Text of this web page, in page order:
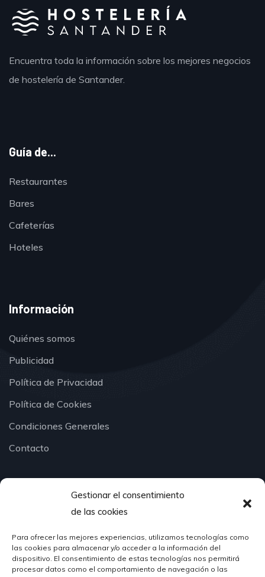
Gestionar el consentimiento
de las cookies
Para ofrecer las mejores experiencias, utilizamos tecnologías como
las cookies para almacenar y/o acceder a la información del
dispositivo. El consentimiento de estas tecnologías nos permitirá
procesar datos como el comportamiento de navegación o las
Encuentra toda la información sobre los mejores negocios
de hostelería de Santander.
Guía de...
Restaurantes
Bares
Cafeterías
Hoteles
Información
Quiénes somos
Publicidad
Política de Privacidad
Política de Cookies
Condiciones Generales
Contacto
¿Hablamos?
624 51 12 10
info@hosteleriasantander.com